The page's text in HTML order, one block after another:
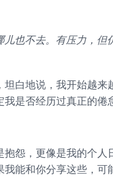
也不去。有压力，但
白地说，我开始越来
是否经历过真正的倦
怨，更像是我的个人
能和你分享这些，可